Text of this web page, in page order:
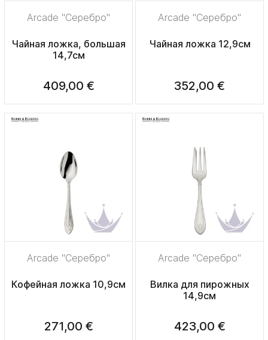
Arcade "Серебро"
Чайная ложка, большая
14,7см
409,00 €
Arcade "Серебро"
Чайная ложка 12,9см
352,00 €
Arcade "Серебро"
Кофейная ложка 10,9см
271,00 €
Arcade "Серебро"
Вилка для пирожных
14,9см
423,00 €